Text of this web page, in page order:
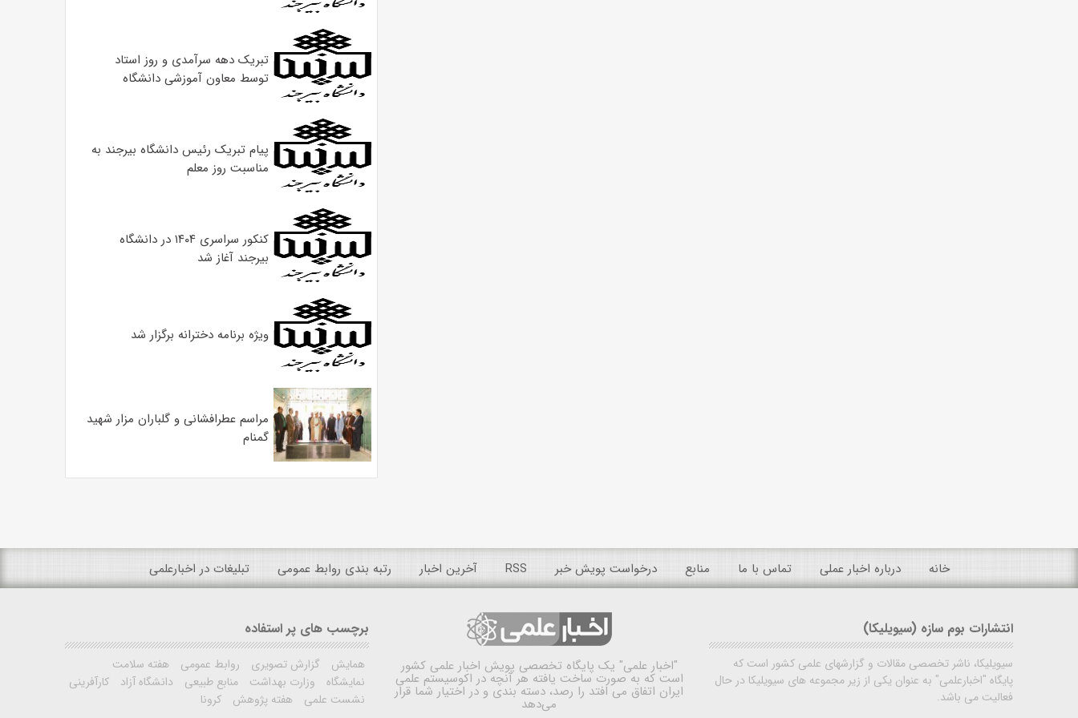
تبریک دهه سرآمدی و روز استاد
توسط معاون آموزشی دانشگاه
پیام تبریک رئیس دانشگاه بیرجند به
مناسبت روز معلم
کنکور سراسری ۱۴۰۴ در دانشگاه
بیرجند آغاز شد
ویژه برنامه دخترانه برگزار شد
مراسم عطرافشانی و گلباران مزار شهید
گمنام
خانه درباره اخبار عملی تماس با ما منابع درخواست پویش خبر RSS آخرین اخبار رتبه بندی روابط عمومی تبلیغات در اخبارعلمی
انتشارات بوم سازه (سیویلیکا)
سیویلیکا، ناشر تخصصی مقالات و گزارشهای علمی کشور است که
پایگاه "اخبارعلمی" به عنوان یکی از زیر مجموعه های سیویلیکا در حال
فعالیت می باشد.
"اخبار علمی" یک پایگاه تخصصی پویش اخبار علمی کشور
است که به صورت ساخت یافته هر آنچه در اکوسیستم علمی
ایران اتفاق می افتد را رصد، دسته بندی و در اختیار شما قرار
می‌دهد
برچسب های پر استفاده
همایش گزارش تصویری روابط عمومی
هفته سلامت
نمایشگاه
وزارت بهداشت منابع طبیعی دانشگاه آزاد
کارآفرینی
نشست علمی
هفته پژوهش کرونا